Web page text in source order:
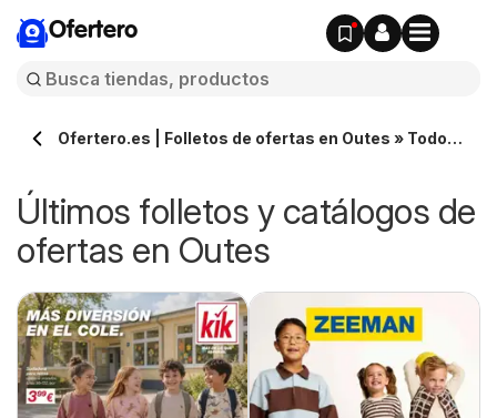
Ofertero
Ofertero.es | Folletos de ofertas en Outes » Todos
Últimos folletos y catálogos de
ofertas en Outes